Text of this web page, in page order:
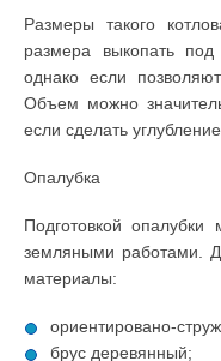
Размеры такого
размера выкопать
однако если
Объем можно
если сделать
Опалубка
Подготовкой
земляными работами.
материалы:
ориентировано-
брус деревянный;